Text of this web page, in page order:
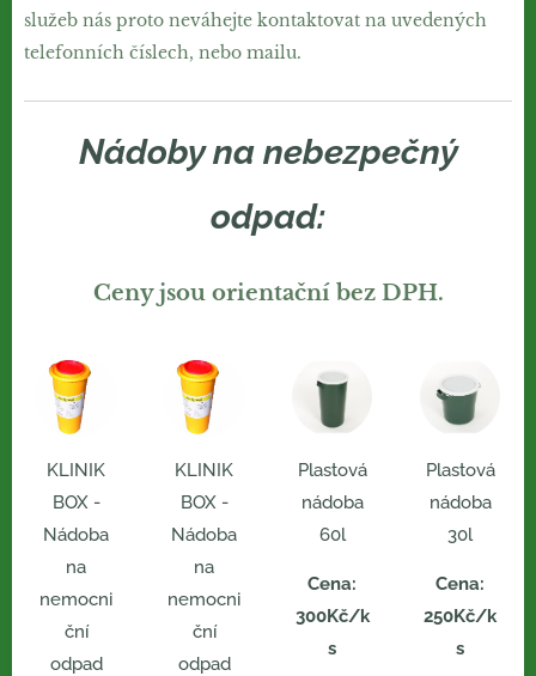
služeb nás proto neváhejte kontaktovat na uvedených
telefonních číslech, nebo mailu.
Nádoby na nebezpečný
odpad:
Ceny jsou orientační bez DPH.
KLINIK
BOX -
Nádoba
na
nemocni
ční
odpad
KLINIK
BOX -
Nádoba
na
nemocni
ční
odpad
Plastová
nádoba
60l
Cena:
300Kč/k
s
Plastová
nádoba
30l
Cena:
250Kč/k
s